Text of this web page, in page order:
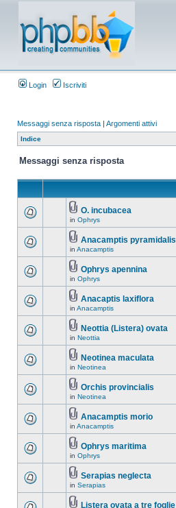
Login Iscriviti
Messaggi senza risposta | Argomenti attivi
Indice
Messaggi senza risposta
O. incubacea
in Ophrys
Anacamptis pyramidalis
in Anacamptis
Ophrys apennina
in Ophrys
Anacaptis laxiflora
in Anacamptis
Neottia (Listera) ovata
in Neottia
Neotinea maculata
in Neotinea
Orchis provincialis
in Neotinea
Anacamptis morio
in Anacamptis
Ophrys maritima
in Ophrys
Serapias neglecta
in Serapias
Listera ovata a tre foglie